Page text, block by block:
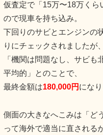
仮査定で「15万〜18万くら
ので現車を持ち込み。
下回りのサビとエンジンの
りにチェックされましたが、
「機関は問題なし、サビも
平均的」とのことで、
最終金額は180,000円 になり
側面の大きなへこみは「ど
って海外で適当に直される